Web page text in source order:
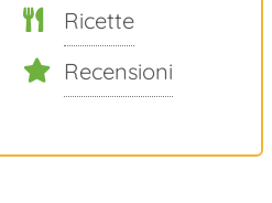
Ricette
Recensioni